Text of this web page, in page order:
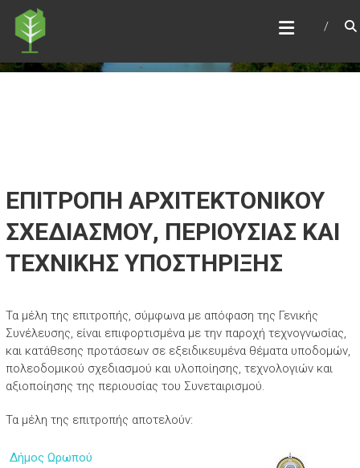
content
ΣΥΝΕΤΑΙΡΙΣΜΌΣ ΔΙΕΘΝΉΣ
ΙΠΠΟΚΡΆΤΕΙΟΣ ΠΟΛΙΤΕΊΑ
ΕΠΙΤΡΟΠΗ ΑΡΧΙΤΕΚΤΟΝΙΚΟΥ
ΣΧΕΔΙΑΣΜΟΥ, ΠΕΡΙΟΥΣΙΑΣ ΚΑΙ
ΤΕΧΝΙΚΗΣ ΥΠΟΣΤΗΡΙΞΗΣ
Τα μέλη της επιτροπής, σύμφωνα με απόφαση της Γενικής
Συνέλευσης, είναι επιφορτισμένα με την παροχή τεχνογνωσίας,
και κατάθεσης προτάσεων σε εξειδικευμένα θέματα υποδομών,
πολεοδομικού σχεδιασμού και υλοποίησης, τεχνολογιών και
αξιοποίησης της περιουσίας του Συνεταιρισμού.
Τα μέλη της επιτροπής αποτελούν:
Δήμος Ωρωπού